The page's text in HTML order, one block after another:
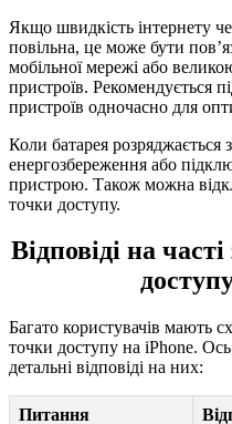
Якщо швидкість інтернету
повільна, це може бути
мобільної мережі або
пристроїв. Рекомендується
пристроїв одночасно для
Коли батарея
енергозбереження або
пристрою. Також можна
точки доступу.
Відповіді на
Багато користувачів мають
точки доступу на iPhone.
детальні відповіді на них:
Питання